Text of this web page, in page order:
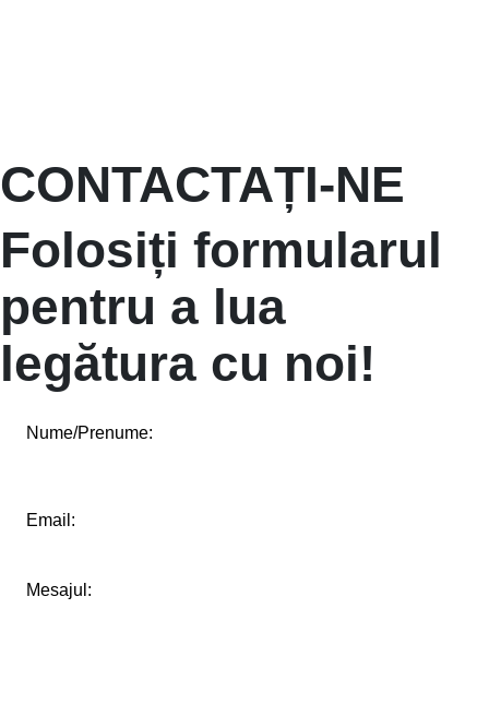
CONTACTAȚI-NE
Folosiți formularul
pentru a lua
legătura cu noi!